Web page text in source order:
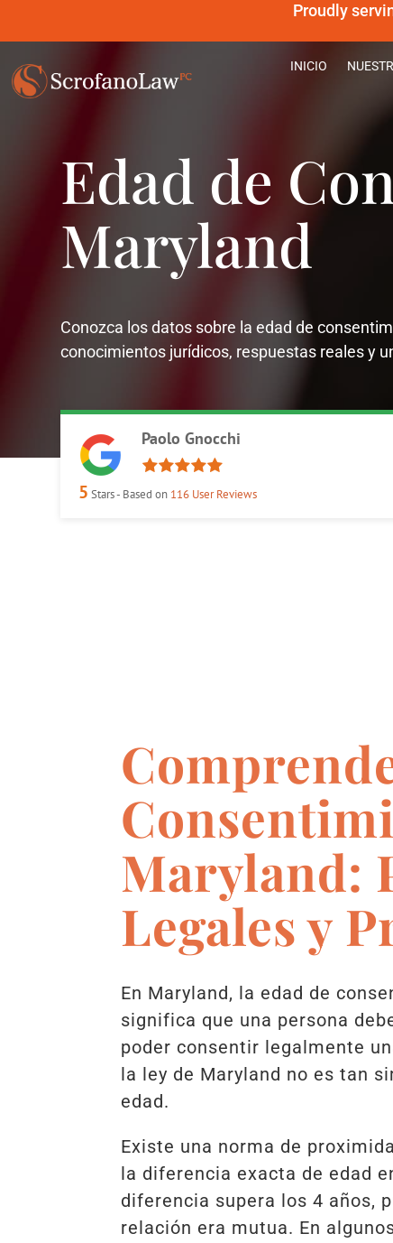
Proudly
INICIO
Edad de
Maryland
Conozca los datos sobre la edad de
conocimientos jurídicos, respuestas reales y
Paolo Gnocchi
5 Stars - Based on 116 User Reviews
Maryland:
Legales y
En Maryland, la edad de
significa que una persona
poder consentir legalmente
la ley de Maryland no es tan
edad.
Existe una norma de
la diferencia exacta de edad
diferencia supera los 4 años,
relación era mutua. En